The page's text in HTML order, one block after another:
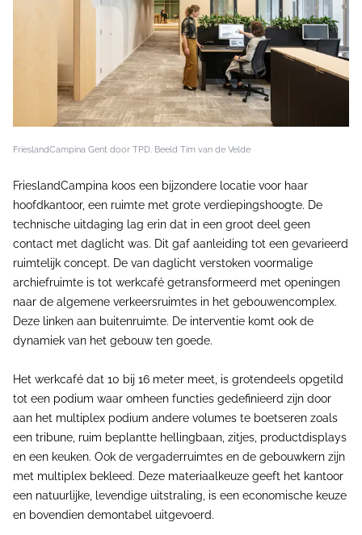
FrieslandCampina Gent door TPD. Beeld Tim van de Velde
FrieslandCampina koos een bijzondere locatie voor haar
hoofdkantoor, een ruimte met grote verdiepingshoogte. De
technische uitdaging lag erin dat in een groot deel geen
contact met daglicht was. Dit gaf aanleiding tot een gevarieerd
ruimtelijk concept. De van daglicht verstoken voormalige
archiefruimte is tot werkcafé getransformeerd met openingen
naar de algemene verkeersruimtes in het gebouwencomplex.
Deze linken aan buitenruimte. De interventie komt ook de
dynamiek van het gebouw ten goede.
Het werkcafé dat 10 bij 16 meter meet, is grotendeels opgetild
tot een podium waar omheen functies gedefinieerd zijn door
aan het multiplex podium andere volumes te boetseren zoals
een tribune, ruim beplantte hellingbaan, zitjes, productdisplays
en een keuken. Ook de vergaderruimtes en de gebouwkern zijn
met multiplex bekleed. Deze materiaalkeuze geeft het kantoor
een natuurlijke, levendige uitstraling, is een economische keuze
en bovendien demontabel uitgevoerd.